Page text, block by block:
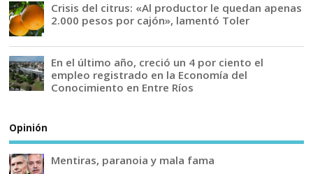
Crisis del citrus: «Al productor le quedan apenas
2.000 pesos por cajón», lamentó Toler
En el último año, creció un 4 por ciento el
empleo registrado en la Economía del
Conocimiento en Entre Ríos
Opinión
Mentiras, paranoia y mala fama